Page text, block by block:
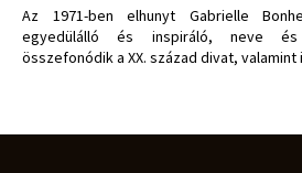
Az 1971-ben elhunyt Gabrielle
egyedülálló és inspiráló, neve és
összefonódik a XX. század divat,